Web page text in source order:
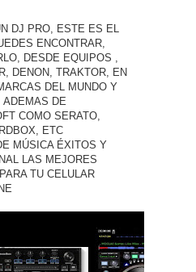
DJ PRO, ESTE ES EL
ENCONTRAR,
DESDE EQUIPOS ,
DENON, TRAKTOR, EN
DEL MUNDO Y
ADEMAS DE
COMO SERATO,
ETC
MÚSICA ÉXITOS Y
LAS MEJORES
TU CELULAR